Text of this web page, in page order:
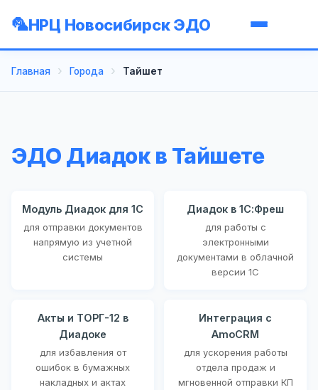
НРЦ Новосибирск ЭДО
Главная Города Тайшет
ЭДО Диадок в Тайшете
Модуль Диадок для 1С
для отправки документов
напрямую из учетной
системы
Диадок в 1С:Фреш
для работы с
электронными
документами в облачной
версии 1С
Акты и ТОРГ-12 в
Диадоке
для избавления от
ошибок в бумажных
накладных и актах
Интеграция с
AmoCRM
для ускорения работы
отдела продаж и
мгновенной отправки КП